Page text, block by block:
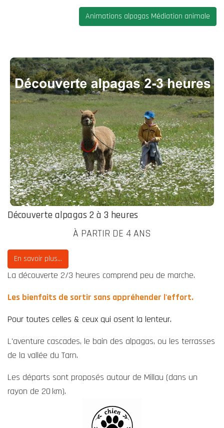
Animations alpagas Médiation animale
Découverte alpagas 2 à 3 heures
À PARTIR DE 4 ANS
En savoir plus...
La découverte 2/3 heures comprend peu de marche.
Les bienfaits de sortir sans appréhender l'effort.
Pour toutes celles & ceux qui osent la lenteur.
L'aventure cascades, le bain des alpagas, ou les terrasses
de la vallée du Tarn.
Les départs sont proposés autour de Millau (dans un
rayon de 20 km).